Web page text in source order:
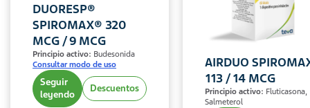
DUORESP®
SPIROMAX® 320
MCG / 9 MCG
Principio activo: Budesonida
Consultar modo de uso
Seguir
leyendo
Descuentos
AIRDUO
113 / 14 MCG
Principio activo: Fluticasona,
Salmeterol